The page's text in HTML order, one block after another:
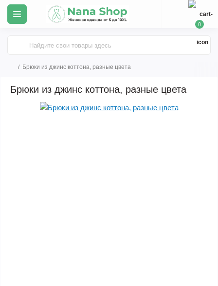
0
Брюки из джинс коттона, разные цвета
Брюки из джинс коттона, разные цвета